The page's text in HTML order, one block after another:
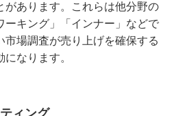
があります。これらは他分野の
ーキング」「インナー」などで
市場調査が売り上げを確保する
なります。